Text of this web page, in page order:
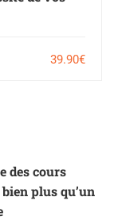
39.90€
des cours
plus qu’un